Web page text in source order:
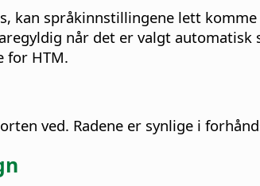
kan språkinnstillingene lett
når det er valgt
for HTM.
ved. Radene er synlige i